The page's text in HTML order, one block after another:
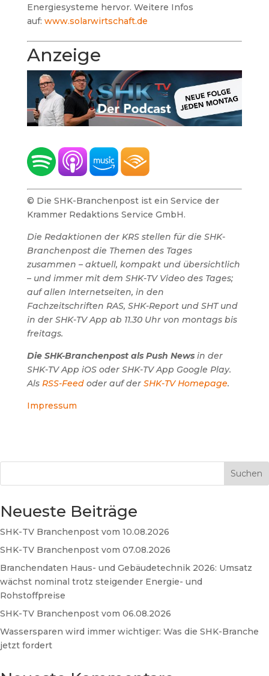
Energiesysteme hervor. Weitere Infos
auf: www.solarwirtschaft.de
Anzeige
© Die SHK-Branchenpost ist ein Service der
Krammer Redaktions Service GmbH.
Die Redaktionen der KRS stellen für die SHK-
Branchenpost die Themen des Tages
zusammen – aktuell, kompakt und übersichtlich
– und immer mit dem SHK-TV Video des Tages;
auf allen Internetseiten, in den
Fachzeitschriften RAS, SHK-Report und SHT und
in der SHK-TV App ab 11.30 Uhr von montags bis
freitags.
Die SHK-Branchenpost als Push Newsin der
SHK-TV App iOS oder SHK-TV App Google Play.
Als RSS-Feedoder auf der SHK-TV Homepage.
Impressum
Suchen
Neueste Beiträge
SHK-TV Branchenpost vom 10.08.2026
SHK-TV Branchenpost vom 07.08.2026
Branchendaten Haus- und Gebäudetechnik 2026: Umsatz
wächst nominal trotz steigender Energie- und
Rohstoffpreise
SHK-TV Branchenpost vom 06.08.2026
Wassersparen wird immer wichtiger: Was die SHK-Branche
jetzt fordert